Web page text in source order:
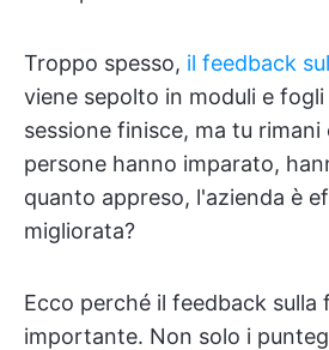
Troppo spesso, il feedback
viene sepolto in moduli e
sessione finisce, ma tu
persone hanno imparato,
quanto appreso, l'azienda è
migliorata?
Ecco perché il feedback sulla
importante. Non solo i